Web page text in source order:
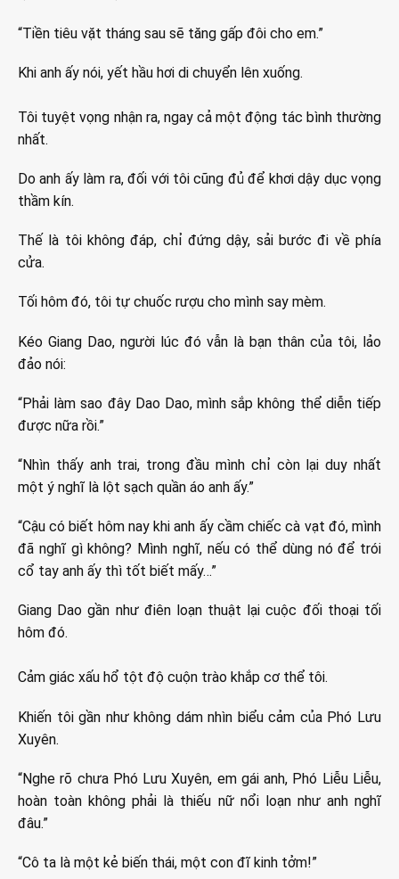
“Tiền tiêu vặt tháng sau sẽ tăng gấp đôi cho em.”
Khi anh ấy nói, yết hầu hơi di chuyển lên xuống.
Tôi tuyệt vọng nhận ra, ngay cả một động tác bình thường
nhất.
Do anh ấy làm ra, đối với tôi cũng đủ để khơi dậy dục vọng
thầm kín.
Thế là tôi không đáp, chỉ đứng dậy, sải bước đi về phía
cửa.
Tối hôm đó, tôi tự chuốc rượu cho mình say mèm.
Kéo Giang Dao, người lúc đó vẫn là bạn thân của tôi, lảo
đảo nói:
“Phải làm sao đây Dao Dao, mình sắp không thể diễn tiếp
được nữa rồi.”
“Nhìn thấy anh trai, trong đầu mình chỉ còn lại duy nhất
một ý nghĩ là lột sạch quần áo anh ấy.”
“Cậu có biết hôm nay khi anh ấy cầm chiếc cà vạt đó, mình
đã nghĩ gì không? Mình nghĩ, nếu có thể dùng nó để trói
cổ tay anh ấy thì tốt biết mấy…”
Giang Dao gần như điên loạn thuật lại cuộc đối thoại tối
hôm đó.
Cảm giác xấu hổ tột độ cuộn trào khắp cơ thể tôi.
Khiến tôi gần như không dám nhìn biểu cảm của Phó Lưu
Xuyên.
“Nghe rõ chưa Phó Lưu Xuyên, em gái anh, Phó Liễu Liễu,
hoàn toàn không phải là thiếu nữ nổi loạn như anh nghĩ
đâu.”
“Cô ta là một kẻ biến thái, một con đĩ kinh tởm!”